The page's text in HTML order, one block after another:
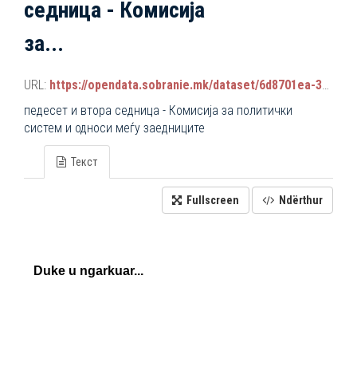
седница - Комисија
за...
URL: https://opendata.sobranie.mk/dataset/6d8701ea-3a42-465d-8f88-639bc6dc1a8e/resource/2c82c254-8e9a-4b89-b676-94f275c48a71/download/komisiski_sednici.json
педесет и втора седница - Комисија за политички
систем и односи меѓу заедниците
Текст
Fullscreen Ndërthur